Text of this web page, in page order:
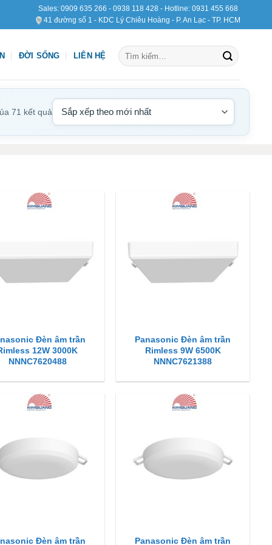
Sales: 0909 635 266 - 0938 118 428 - Hotline: 0931 455 668
41 đường số 1 - KDC Lý Chiêu Hoàng - P. An Lạc - TP. HCM
ĐỜI SỐNG LIÊN HỆ
Tìm
kiếm:
71 kết quả
Đèn âm trần
12W 3000K
NNNC7620488
Panasonic Đèn âm trần
Rimless 9W 6500K
NNNC7621388
Đèn âm trần Panasonic Đèn âm trần